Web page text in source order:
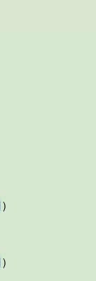
）
）